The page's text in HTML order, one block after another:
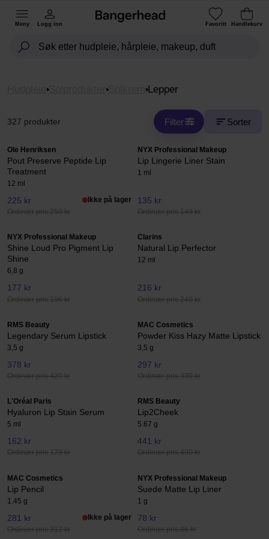
Meny Logg inn Favoritt Handlekurv
Solprodukter Solkrem Lepper
327 produkter Filter Sorter
Ole Henriksen
Pout Preserve Peptide Lip
Treatment
12 ml
225 kr
Ordinær pris 250 kr
Ikke på lager
NYX Professional Makeup
Lip Lingerie Liner Stain
1 ml
135 kr
Ordinær pris 149 kr
NYX Professional Makeup
Shine Loud Pro Pigment Lip
Shine
6,8 g
177 kr
Ordinær pris 196 kr
Clarins
Natural Lip Perfector
12 ml
216 kr
Ordinær pris 240 kr
RMS Beauty
Legendary Serum Lipstick
3,5 g
378 kr
Ordinær pris 420 kr
MAC Cosmetics
Powder Kiss Hazy Matte Lipstick
3,5 g
297 kr
Ordinær pris 330 kr
L'Oréal Paris
Hyaluron Lip Stain Serum
5 ml
162 kr
Ordinær pris 179 kr
RMS Beauty
Lip2Cheek
5.67 g
441 kr
Ordinær pris 490 kr
MAC Cosmetics
Lip Pencil
1.45 g
281 kr
Ordinær pris 312 kr
Ikke på lager
NYX Professional Makeup
Suede Matte Lip Liner
1 g
78 kr
Ordinær pris 86 kr